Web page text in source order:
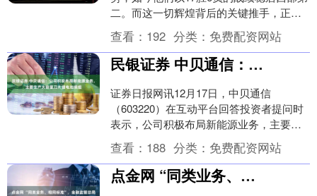
二。而这一切辉煌背后的关键推手，正是
休赛期通过重磅交易加盟的超级巨星卢卡·
东....
查看： 192 分类： 免费配资网站
民银证券 中贝通信：公司积极布局新能源业务，主要生产大容量刀片锂电池模组
证券日报网讯12月17日，中贝通信
（603220）在互动平台回答投资者提问时
表示，公司积极布局新能源业务，主要生
产大容量刀片锂电池模组，为商用车(轻
卡、重卡)提....
查看： 188 分类： 免费配资网站
点金网 “同类业务、相同标准”，金融监管总局强化三类资管产品信披管理